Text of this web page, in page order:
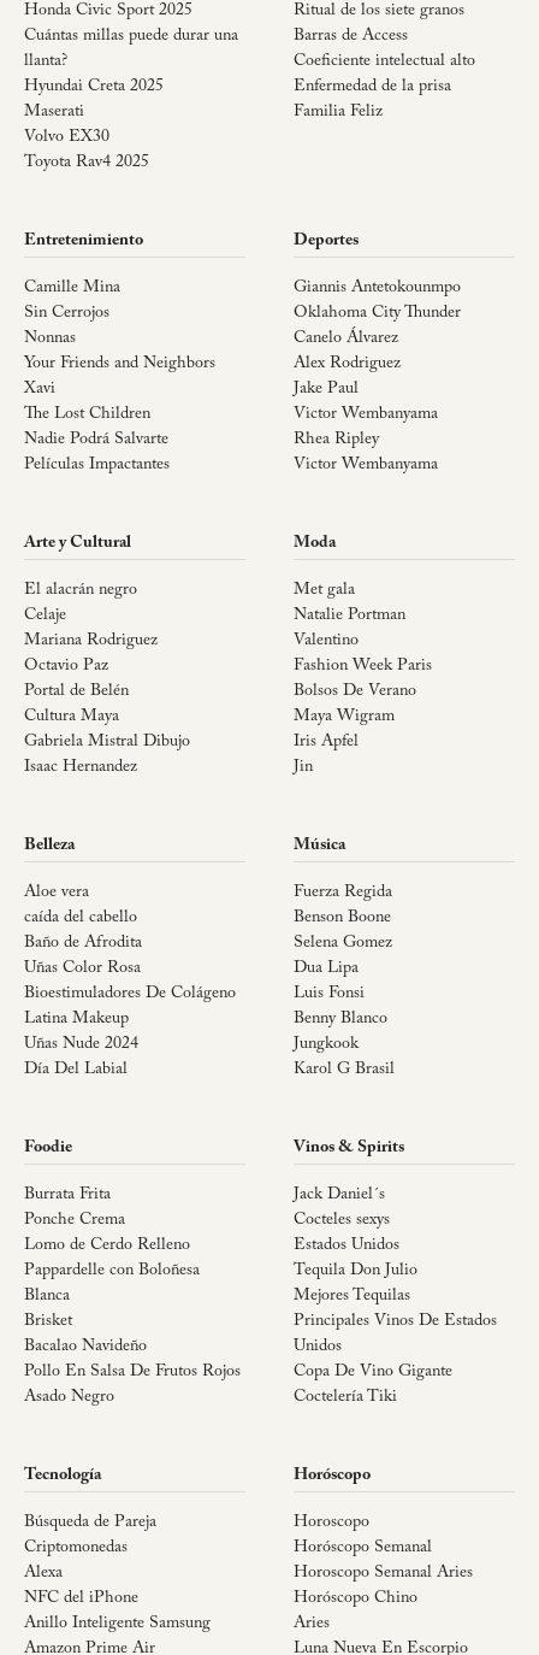
Honda Civic Sport 2025
Cuántas millas puede durar una
llanta?
Hyundai Creta 2025
Maserati
Volvo EX30
Toyota Rav4 2025
Ritual de los siete granos
Barras de Access
Coeficiente intelectual alto
Enfermedad de la prisa
Familia Feliz
Entretenimiento
Camille Mina
Sin Cerrojos
Nonnas
Your Friends and Neighbors
Xavi
The Lost Children
Nadie Podrá Salvarte
Películas Impactantes
Deportes
Giannis Antetokounmpo
Oklahoma City Thunder
Canelo Álvarez
Alex Rodriguez
Jake Paul
Victor Wembanyama
Rhea Ripley
Victor Wembanyama
Arte y Cultural
El alacrán negro
Celaje
Mariana Rodriguez
Octavio Paz
Portal de Belén
Cultura Maya
Gabriela Mistral Dibujo
Isaac Hernandez
Moda
Met gala
Natalie Portman
Valentino
Fashion Week Paris
Bolsos De Verano
Maya Wigram
Iris Apfel
Jin
Belleza
Aloe vera
caída del cabello
Baño de Afrodita
Uñas Color Rosa
Bioestimuladores De Colágeno
Latina Makeup
Uñas Nude 2024
Día Del Labial
Música
Fuerza Regida
Benson Boone
Selena Gomez
Dua Lipa
Luis Fonsi
Benny Blanco
Jungkook
Karol G Brasil
Foodie
Burrata Frita
Ponche Crema
Lomo de Cerdo Relleno
Pappardelle con Boloñesa
Blanca
Brisket
Bacalao Navideño
Pollo En Salsa De Frutos Rojos
Asado Negro
Vinos & Spirits
Jack Daniel´s
Cocteles sexys
Estados Unidos
Tequila Don Julio
Mejores Tequilas
Principales Vinos De Estados
Unidos
Copa De Vino Gigante
Coctelería Tiki
Tecnología
Búsqueda de Pareja
Criptomonedas
Alexa
NFC del iPhone
Anillo Inteligente Samsung
Amazon Prime Air
Horóscopo
Horoscopo
Horóscopo Semanal
Horoscopo Semanal Aries
Horóscopo Chino
Aries
Luna Nueva En Escorpio